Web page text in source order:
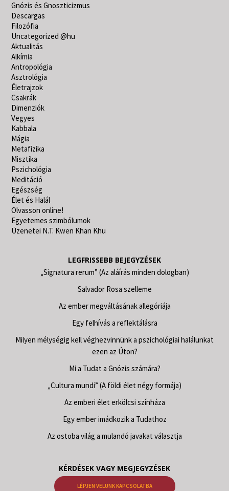
Gnózis és Gnoszticizmus
Descargas
Filozófia
Uncategorized @hu
Aktualitás
Alkímia
Antropológia
Asztrológia
Életrajzok
Csakrák
Dimenziók
Vegyes
Kabbala
Mágia
Metafizika
Misztika
Pszichológia
Meditáció
Egészség
Élet és Halál
Olvasson online!
Egyetemes szimbólumok
Üzenetei N.T. Kwen Khan Khu
LEGFRISSEBB BEJEGYZÉSEK
„Signatura rerum” (Az aláírás minden dologban)
Salvador Rosa szelleme
Az ember megváltásának allegóriája
Egy felhívás a reflektálásra
Milyen mélységig kell véghezvinnünk a pszichológiai halálunkat
ezen az Úton?
Mi a Tudat a Gnózis számára?
„Cultura mundi” (A földi élet négy formája)
Az emberi élet erkölcsi színháza
Egy ember imádkozik a Tudathoz
Az ostoba világ a mulandó javakat választja
KÉRDÉSEK VAGY MEGJEGYZÉSEK
LÉPJEN VELÜNK KAPCSOLATBA